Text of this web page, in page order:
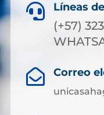
 Líneas
(+57)
 Correo